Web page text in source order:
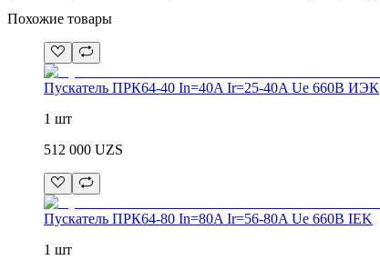
Похожие товары
Пускатель ПРК64-40 In=40A Ir=25-40A Ue 660В ИЭК
1 шт
512 000 UZS
Пускатель ПРК64-80 In=80A Ir=56-80A Ue 660В IEK
1 шт